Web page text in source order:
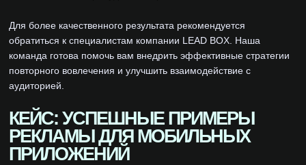
Для более качественного результата рекомендуется
обратиться к специалистам компании LEAD BOX. Наша
команда готова помочь вам внедрить эффективные стратегии
повторного вовлечения и улучшить взаимодействие с
аудиторией.
КЕЙС: УСПЕШНЫЕ ПРИМЕРЫ
РЕКЛАМЫ ДЛЯ МОБИЛЬНЫХ
ПРИЛОЖЕНИЙ